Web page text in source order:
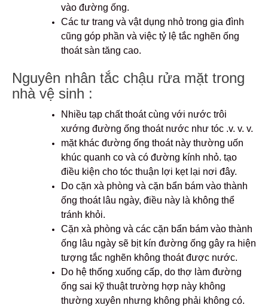
vào đường ống.
Các tư trang và vật dụng nhỏ trong gia đình
cũng góp phần và việc tỷ lệ tắc nghẽn ống
thoát sàn tăng cao.
Nguyên nhân tắc chậu rửa mặt trong
nhà vệ sinh :
Nhiều tạp chất thoát cùng với nước trôi
xướng đường ống thoát nước như tóc .v. v. v.
mặt khác đường ống thoát này thường uốn
khúc quanh co và có đường kính nhỏ. tạo
điều kiện cho tóc thuận lợi kẹt lại nơi đây.
Do cặn xà phòng và cặn bẩn bám vào thành
ống thoát lâu ngày, điều này là không thể
tránh khỏi.
Cặn xà phòng và các cặn bẩn bám vào thành
ống lâu ngày sẽ bịt kín đường ống gây ra hiện
tượng tắc nghẽn không thoát được nước.
Do hệ thống xuống cấp, do thợ làm đường
ống sai kỹ thuật trường hợp này không
thường xuyên nhưng không phải không có.